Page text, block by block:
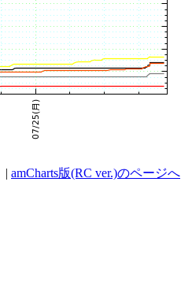
| amCharts版(RC ver.)のページへ